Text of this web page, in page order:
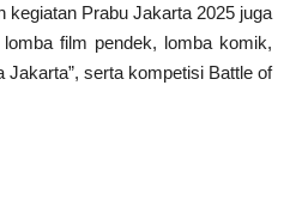
kegiatan Prabu Jakarta 2025 juga
film pendek, lomba komik,
Jakarta”, serta kompetisi Battle of